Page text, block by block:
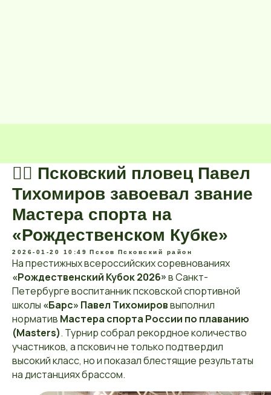
🏊‍♂️ Псковский пловец Павел
Тихомиров завоевал звание
Мастера спорта на
«Рождественском Кубке»
2026-01-20 10:49 Псков Псковский район
На престижных всероссийских соревнованиях
«Рождественский Кубок 2026»в Санкт-
Петербурге воспитанник псковской спортивной
школы «Барс» Павел Тихомироввыполнил
норматив Мастера спорта России по плаванию
(Masters). Турнир собрал рекордное количество
участников, а пскович не только подтвердил
высокий класс, но и показал блестящие результаты
на дистанциях брассом.